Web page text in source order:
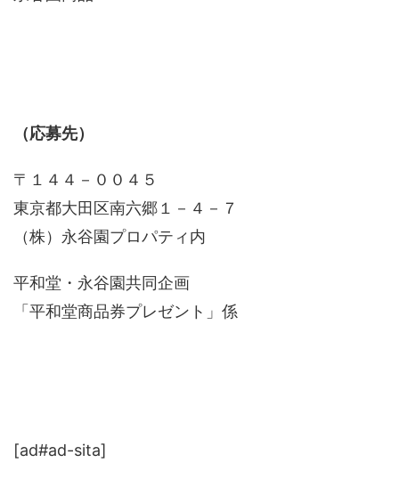
（応募先）
〒１４４－００４５
東京都大田区南六郷１－４－７
（株）永谷園プロパティ内
平和堂・永谷園共同企画
「平和堂商品券プレゼント」係
[ad#ad-sita]